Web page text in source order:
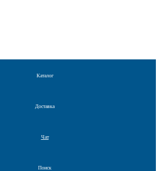
Каталог
Доставка
Чат
Поиск